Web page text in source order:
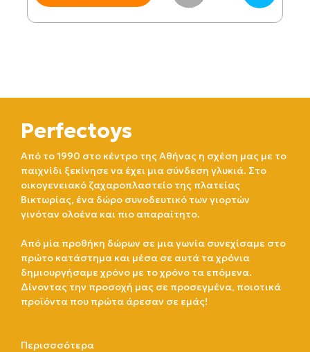
Perfectoys
Από το 1990 στο κέντρο της Αθήνας η σχέση μας με το
παιχνίδι ξεκίνησε να έχει μια σύνδεση γλυκιά. Στο
οικογενειακό ζαχαροπλαστείο της πλατείας
Βικτωρίας, ένα δώρο συνοδευτικό των γιορτών
γινόταν ολοένα και πιο απαραίτητο.
Από μία προθήκη δώρων σε μια γωνία συνεχίσαμε στο
πρώτο κατάστημα και μέσα σε αυτά τα χρόνια
δημιουργήσαμε χρόνο με το χρόνο τα επόμενα.
Δίνοντας την προσοχή μας σε προσεγμένα, ποιοτικά
προϊόντα που πρώτα άρεσαν σε εμάς!
Περισσσότερα